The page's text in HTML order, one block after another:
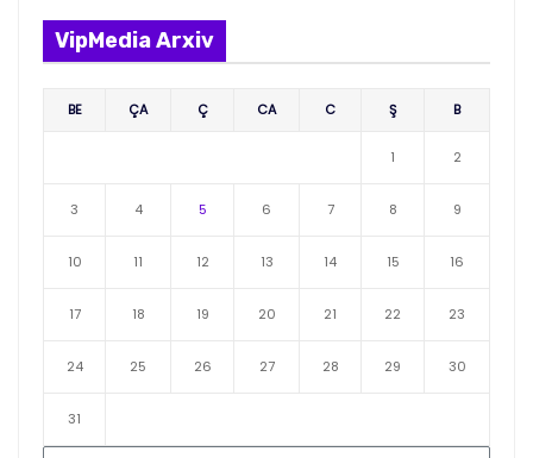
VipMedia Arxiv
BE ÇA Ç CA C Ş B
1 2
3 4 5 6 7 8 9
10 11 12 13 14 15 16
17 18 19 20 21 22 23
24 25 26 27 28 29 30
31